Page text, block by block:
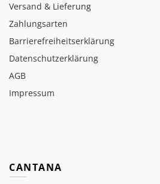
Versand & Lieferung
Zahlungsarten
Barrierefreiheitserklärung
Datenschutzerklärung
AGB
Impressum
CANTANA